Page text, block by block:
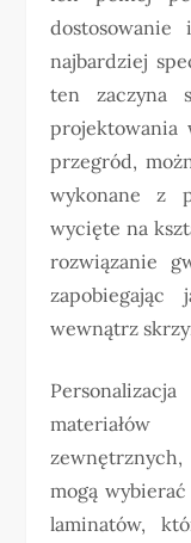
najbardziej
ten zaczyna
projektowania
przegród,
wykonane z
wycięte na
rozwiązanie
zapobiegając
wewnątrz
materiałów
mogą
laminatów,